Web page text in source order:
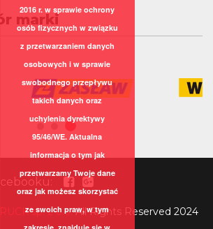
marki
sp. z o.o.All Rights Reserved 2024
2016 r. w sprawie ochrony
osób fizycznych w związku
z przetwarzaniem danych
osobowych i w sprawie
swobodnego przepływu
takich danych oraz
uchylenia dyrektywy
95/46/WE. Aktualna
informacja o tym jak
przetwarzamy Twoje dane
oraz jak możesz skorzystać
ze swoich praw, w tym